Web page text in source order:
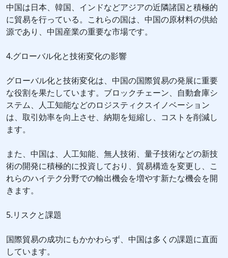
中国は日本、韓国、インドなどアジアの近隣諸国と積極的
に貿易を行っている。これらの国は、中国の原材料の供給
源であり、中国産業の重要な市場です。
4.グローバル化と技術変化の影響
グローバル化と技術変化は、中国の国際貿易の発展に重要
な役割を果たしています。ブロックチェーン、自動倉庫シ
ステム、人工知能などのロジスティクスイノベーション
は、取引効率を向上させ、納期を短縮し、コストを削減し
ます。
また、中国は、人工知能、無人技術、量子技術などの新技
術の開発に積極的に投資しており、貿易構造を変更し、こ
れらのハイテク分野での輸出機会を増やす新たな機会を開
きます。
5.リスクと課題
国際貿易の成功にもかかわらず、中国は多くの課題に直面
しています。